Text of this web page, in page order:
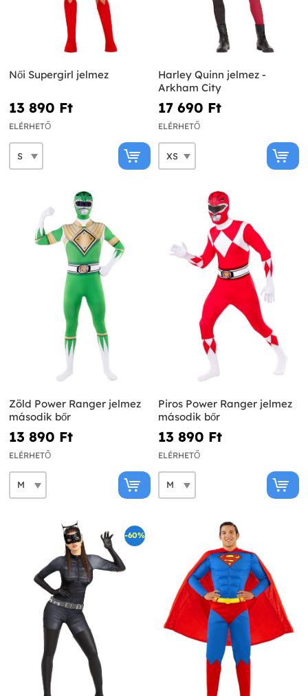
Női Supergirl jelmez
13 890 Ft‎
ELÉRHETŐ
Harley Quinn jelmez -
Arkham City
17 690 Ft‎
ELÉRHETŐ
Zöld Power Ranger jelmez
második bőr
13 890 Ft‎
ELÉRHETŐ
Piros Power Ranger jelmez
második bőr
13 890 Ft‎
ELÉRHETŐ
-60%